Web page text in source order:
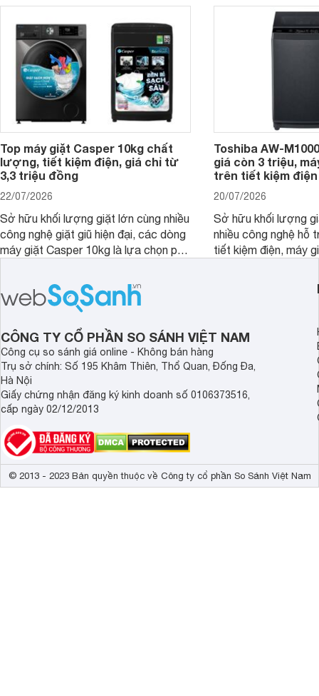
Top máy giặt Casper 10kg chất
lượng, tiết kiệm điện, giá chỉ từ
3,3 triệu đồng
22/07/2026
Sở hữu khối lượng giặt lớn cùng nhiều
công nghệ giặt giũ hiện đại, các dòng
máy giặt Casper 10kg là lựa chọn phù
Toshiba AW-
giá còn 3 triệu,
trên tiết kiệm
20/07/2026
Sở hữu khối lượng
nhiều công nghệ hỗ
tiết kiệm điện, máy
nhắc cho các gia
bán hiện đã giảm
CÔNG TY CỔ PHẦN SO SÁNH VIỆT NAM
Công cụ so sánh giá online - Không bán hàng
Trụ sở chính: Số 195 Khâm Thiên, Thổ Quan, Đống Đa,
Hà Nội
Giấy chứng nhận đăng ký kinh doanh số 0106373516,
cấp ngày 02/12/2013
© 2013 - 2023 Bản quyền thuộc về Công ty cổ phần So Sánh Việt Nam